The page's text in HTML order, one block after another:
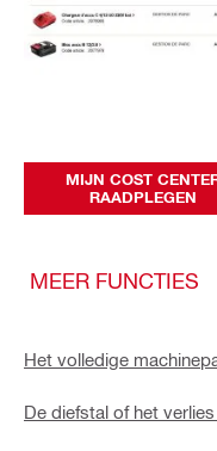
MIJN COST
RAADPLEGEN
MEER FUNCTIES
Het volledige
De diefstal of het